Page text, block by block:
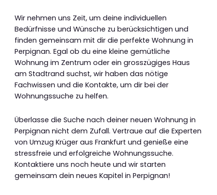
Wir nehmen uns Zeit, um deine individuellen
Bedürfnisse und Wünsche zu berücksichtigen und
finden gemeinsam mit dir die perfekte Wohnung in
Perpignan. Egal ob du eine kleine gemütliche
Wohnung im Zentrum oder ein grosszügiges Haus
am Stadtrand suchst, wir haben das nötige
Fachwissen und die Kontakte, um dir bei der
Wohnungssuche zu helfen.
Überlasse die Suche nach deiner neuen Wohnung in
Perpignan nicht dem Zufall. Vertraue auf die Experten
von Umzug Krüger aus Frankfurt und genieße eine
stressfreie und erfolgreiche Wohnungssuche.
Kontaktiere uns noch heute und wir starten
gemeinsam dein neues Kapitel in Perpignan!